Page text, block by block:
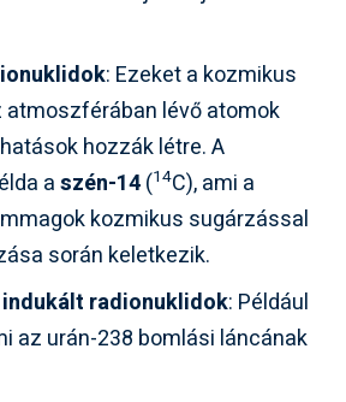
: Ezeket a kozmikus
lévő atomok
hozzák létre. A
aszén-14(14C), ami a
kozmikus sugárzással
során keletkezik.
radionuklidok: Például
az urán-238 bomlási láncának